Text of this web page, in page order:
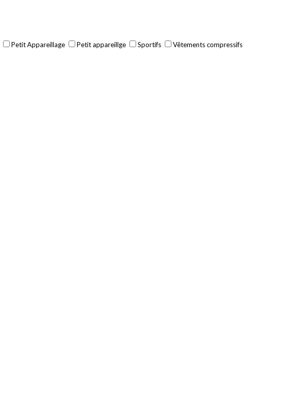
Petit Appareillage Petit appareillge Sportifs Vêtements compressifs